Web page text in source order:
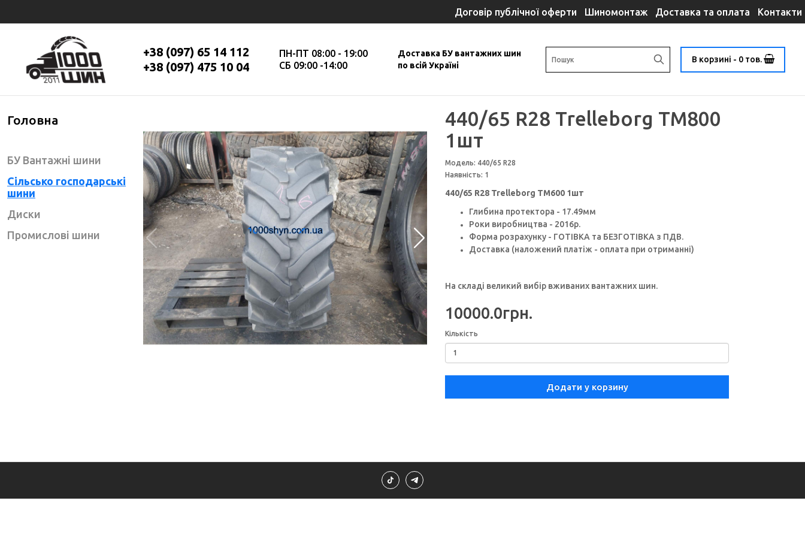
Договір публічної оферти Шиномонтаж Доставка та оплата Контакти
+38 (097) 65 14 112
+38 (097) 475 10 04
ПН-ПТ 08:00 - 19:00
СБ 09:00 -14:00
Доставка БУ вантажних шин
по всій Україні
В корзині - 0 тов.
Головна
БУ Вантажні шини
Сільсько господарські
шини
Диски
Промислові шини
440/65 R28 Trelleborg TM800
1шт
Модель: 440/65 R28
Наявність: 1
440/65 R28 Trelleborg TM600 1шт
Глибина протектора - 17.49мм
Роки виробництва - 2016р.
Форма розрахунку - ГОТІВКА та БЕЗГОТІВКА з ПДВ.
Доставка (наложений платіж - оплата при отриманні)
На складі великий вибір вживаних вантажних шин.
10000.0грн.
Кількість
Додати у корзину